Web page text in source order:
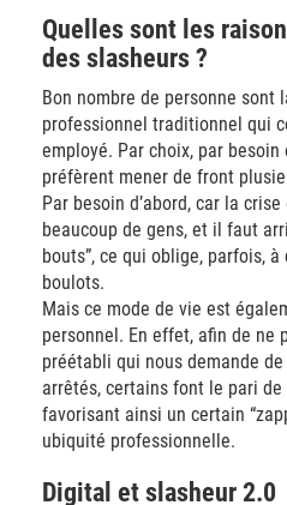
Quelles sont les
des slasheurs ?
Bon nombre de personne sont
professionnel traditionnel qui
employé. Par choix, par
préfèrent mener de front
Par besoin d’abord, car la
beaucoup de gens, et il faut
bouts”, ce qui oblige, parfois,
boulots.
Mais ce mode de vie est
personnel. En effet, afin de ne
préétabli qui nous demande
arrêtés, certains font le pari
favorisant ainsi un certain
ubiquité professionnelle.
Digital et slasheur 2.0